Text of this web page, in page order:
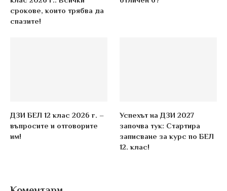
срокове, които трябва да
спазите!
ДЗИ БЕЛ 12 клас 2026 г. –
въпросите и отговорите
им!
Успехът на ДЗИ 2027
започва тук: Стартира
записване за курс по БЕЛ
12. клас!